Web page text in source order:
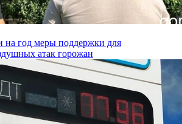
год меры поддержки для
атак горожан